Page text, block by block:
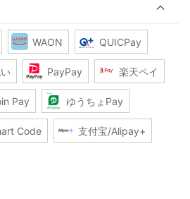
WAON QUICPay
PayPay 楽天ペイ
Pay ゆうちょPay
Code 支付宝/Alipay+